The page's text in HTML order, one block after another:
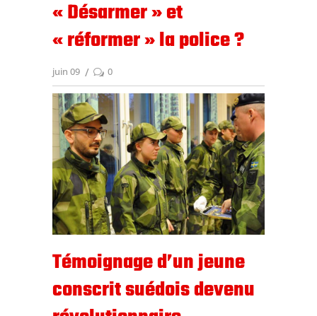
« Désarmer » et
« réformer » la police ?
juin 09 0
Témoignage d’un jeune
conscrit suédois devenu